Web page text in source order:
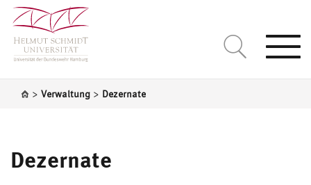
> Verwaltung > Dezernate
Dezernate